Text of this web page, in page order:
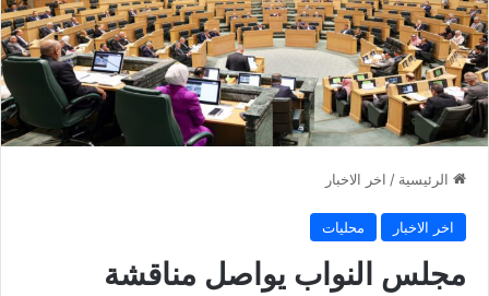
الرئيسية / اخر الاخبار
اخر الاخبار محليات
مجلس النواب يواصل مناقشة